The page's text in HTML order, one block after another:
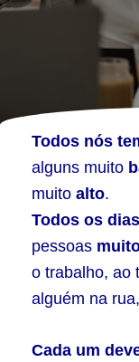
Onde
tudo
acontece
com
rapidez
e
Todos nós
alguns muito
muito alto.
Todos os dias
pessoas
o trabalho, ao
alguém na
Cada um